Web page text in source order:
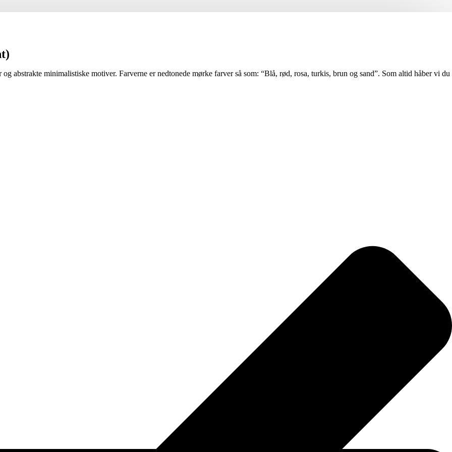
abstrakte minimalistiske motiver. Farverne er nedtonede mørke farver så som: “Blå, rød, rosa, turkis, brun og sand”. Som altid håber vi du